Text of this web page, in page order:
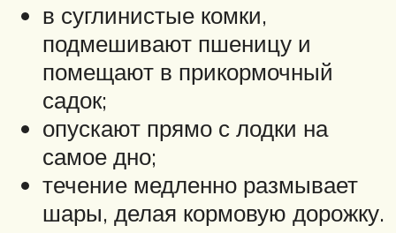
в суглинистые комки,
подмешивают пшеницу и
помещают в прикормочный
садок;
опускают прямо с лодки на
самое дно;
течение медленно размывает
шары, делая кормовую дорожку.